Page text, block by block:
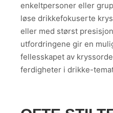
enkeltpersoner eller
løse drikkefokuserte
eller med størst
utfordringene gir en
fellesskapet av
ferdigheter i drikke-